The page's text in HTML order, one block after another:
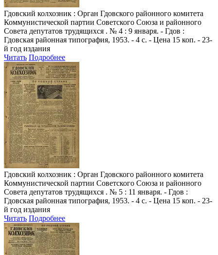
Гдовский колхозник : Орган Гдовского районного комитета
Коммунистической партии Советского Союза и районного
Совета депутатов трудящихся . № 4 : 9 января. - Гдов :
Гдовская районная типография, 1953. - 4 с. - Цена 15 коп. - 23-
й год издания
Читать Подробнее
Гдовский колхозник : Орган Гдовского районного комитета
Коммунистической партии Советского Союза и районного
Совета депутатов трудящихся . № 5 : 11 января. - Гдов :
Гдовская районная типография, 1953. - 4 с. - Цена 15 коп. - 23-
й год издания
Читать Подробнее